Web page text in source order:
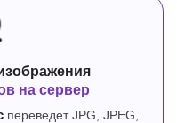
на сервер
переведет JPG, JPEG,